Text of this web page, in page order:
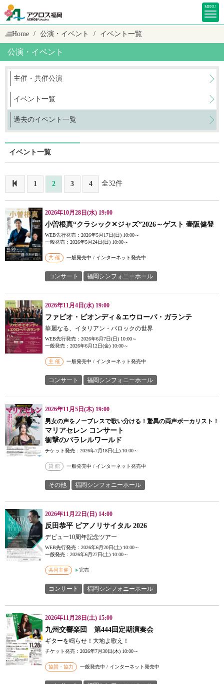
MENU
Home 公演・イベント イベント一覧
公演・イベント
主催・共催公演
イベント一覧
過去のイベント一覧
イベント一覧
1 2 3 4 全32件
2026年10月28日(水) 19:00
小曽根真“クラシック✕ジャズ”2026～ゲスト 壷阪健登
WEB先行発売：2026年5月17日(日) 10:00～
一般発売：2026年5月24日(日) 10:00～
共 催 一般発売中 / インターネット発売中
コンサート 福岡シンフォニーホール
2026年11月4日(水) 19:00
ファビオ・ビオンディ＆エウローパ・ガランテ
華麗なる、イタリアン・バロックの世界
WEB先行発売：2026年6月7日(日) 10:00～
一般発売：2026年6月12日(金) 10:00～
主 催 一般発売中 / インターネット発売中
コンサート 福岡シンフォニーホール
2026年11月5日(木) 19:00
男女の声をノーブレスで歌い分ける！驚異の両声ボーカリスト！
マリアセレン コンサート
衝撃のパラレルワールド
チケット発売：2026年7月18日(土) 10:00～
貸 館 一般発売中 / インターネット発売中
その他 福岡シンフォニーホール
2026年11月22日(日) 14:00
反田恭平 ピアノリサイタル 2026
デビュー10周年記念ツアー
WEB先行発売：2026年6月20日(土) 10:00～
一般発売：2026年6月27日(土) 10:00～
共同主催 完売
コンサート 福岡シンフォニーホール
2026年11月28日(土) 15:00
九州交響楽団 第444回定期演奏会
ギターを鳴らせ！大地よ歌え！
チケット発売：2026年7月30日(木) 10:00～
協賛・協力 一般発売中 / インターネット発売中